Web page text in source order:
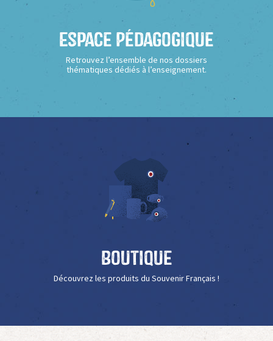
Espace Pédagogique
Retrouvez l’ensemble de nos dossiers
thématiques dédiés à l’enseignement.
Boutique
Découvrez les produits du Souvenir Français !